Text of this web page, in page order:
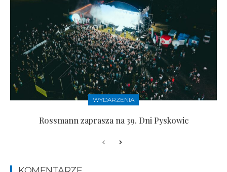
WYDARZENIA
Rossmann zaprasza na 39. Dni Pyskowic